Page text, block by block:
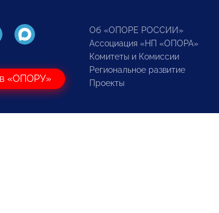
«ОПОРУ»
Об «ОПОРЕ РОССИИ»
Ассоциация «НП «ОПОРА»
Комитеты и Комиссии
Региональное развитие
Проекты